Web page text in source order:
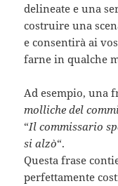
delineate e una
costruire una
e consentirà ai
farne in qualche
Ad esempio, una
molliche del
“Il commissario
si alzò“.
Questa frase
perfettamente